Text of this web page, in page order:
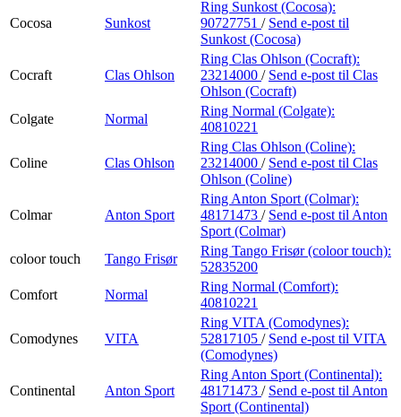
Cocosa Sunkost
Ring Sunkost (Cocosa):
90727751 / Send e-post til
Sunkost (Cocosa)
Cocraft Clas Ohlson
Ring Clas Ohlson (Cocraft):
23214000 / Send e-post til Clas
Ohlson (Cocraft)
Colgate
Normal
Ring Normal (Colgate):
40810221
Coline Clas Ohlson
Ring Clas Ohlson (Coline):
23214000 / Send e-post til Clas
Ohlson (Coline)
Colmar Anton Sport
Ring Anton Sport (Colmar):
48171473 / Send e-post til Anton
Sport (Colmar)
coloor touch
Tango Frisør
Ring Tango Frisør (coloor touch):
52835200
Comfort
Normal
Ring Normal (Comfort):
40810221
Comodynes VITA
Ring VITA (Comodynes):
52817105 / Send e-post til VITA
(Comodynes)
Continental Anton Sport
Ring Anton Sport (Continental):
48171473 / Send e-post til Anton
Sport (Continental)